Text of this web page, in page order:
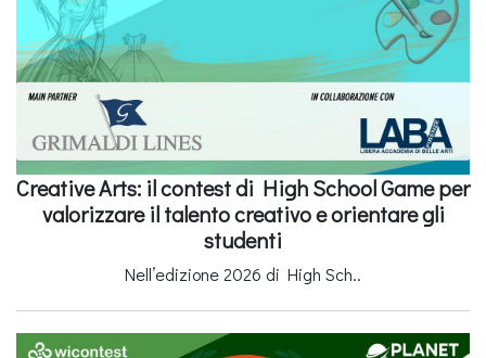
Creative Arts: il contest di High School Game per
valorizzare il talento creativo e orientare gli
studenti
Nell’edizione 2026 di High Sch..